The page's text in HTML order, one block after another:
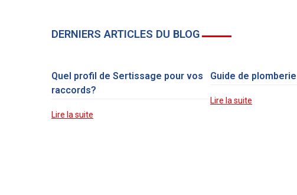
DERNIERS ARTICLES DU BLOG
Quel profil de Sertissage pour vos
raccords?
Lire la suite
Guide de
Lire la suite